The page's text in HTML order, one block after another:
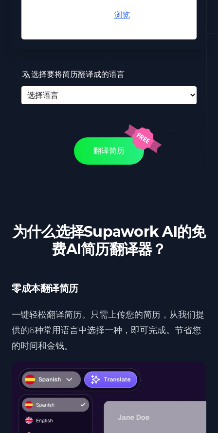
浏览
选择要将简历翻译成的语言
翻译简历
为什么选择Supawork AI的免
费AI简历翻译器？
零成本翻译简历
一键轻松翻译简历。只需上传您的简历，从我们提
供的6种常用语言中选择一种，即可完成。节省您
的时间和金钱。